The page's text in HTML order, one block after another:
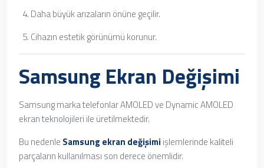
Daha büyük arızaların önüne geçilir.
Cihazın estetik görünümü korunur.
Samsung Ekran Değişimi
Samsung marka telefonlar AMOLED ve Dynamic AMOLED
ekran teknolojileri ile üretilmektedir.
Bu nedenle Samsung ekran değişimi işlemlerinde kaliteli
parçaların kullanılması son derece önemlidir.